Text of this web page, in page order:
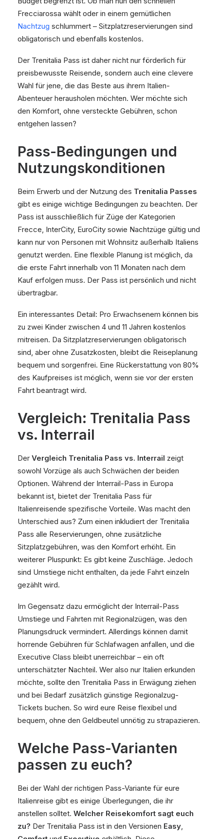
Frecciarossa wählt oder in einem gemütlichen
Nachtzug schlummert – Sitzplatzreservierungen sind
obligatorisch und ebenfalls kostenlos.
Der Trenitalia Pass ist daher nicht nur förderlich für
preisbewusste Reisende, sondern auch eine clevere
Wahl für jene, die das Beste aus ihrem Italien-
Abenteuer herausholen möchten. Wer möchte sich
den Komfort, ohne versteckte Gebühren, schon
entgehen lassen?
Pass-Bedingungen und
Nutzungskonditionen
Beim Erwerb und der Nutzung des Trenitalia Passes
gibt es einige wichtige Bedingungen zu beachten. Der
Pass ist ausschließlich für Züge der Kategorien
Frecce, InterCity, EuroCity sowie Nachtzüge gültig und
kann nur von Personen mit Wohnsitz außerhalb Italiens
genutzt werden. Eine flexible Planung ist möglich, da
die erste Fahrt innerhalb von 11 Monaten nach dem
Kauf erfolgen muss. Der Pass ist persönlich und nicht
übertragbar.
Ein interessantes Detail: Pro Erwachsenem können bis
zu zwei Kinder zwischen 4 und 11 Jahren kostenlos
mitreisen. Da Sitzplatzreservierungen obligatorisch
sind, aber ohne Zusatzkosten, bleibt die Reiseplanung
bequem und sorgenfrei. Eine Rückerstattung von 80%
des Kaufpreises ist möglich, wenn sie vor der ersten
Fahrt beantragt wird.
Vergleich: Trenitalia Pass
vs. Interrail
Der Vergleich Trenitalia Pass vs. Interrail zeigt
sowohl Vorzüge als auch Schwächen der beiden
Optionen. Während der Interrail-Pass in Europa
bekannt ist, bietet der Trenitalia Pass für
Italienreisende spezifische Vorteile. Was macht den
Unterschied aus? Zum einen inkludiert der Trenitalia
Pass alle Reservierungen, ohne zusätzliche
Sitzplatzgebühren, was den Komfort erhöht. Ein
weiterer Pluspunkt: Es gibt keine Zuschläge. Jedoch
sind Umstiege nicht enthalten, da jede Fahrt einzeln
gezählt wird.
Im Gegensatz dazu ermöglicht der Interrail-Pass
Umstiege und Fahrten mit Regionalzügen, was den
Planungsdruck vermindert. Allerdings können damit
horrende Gebühren für Schlafwagen anfallen, und die
Executive Class bleibt unerreichbar – ein oft
unterschätzter Nachteil. Wer also nur Italien erkunden
möchte, sollte den Trenitalia Pass in Erwägung ziehen
und bei Bedarf zusätzlich günstige Regionalzug-
Tickets buchen. So wird eure Reise flexibel und
bequem, ohne den Geldbeutel unnötig zu strapazieren.
Welche Pass-Varianten
passen zu euch?
Bei der Wahl der richtigen Pass-Variante für eure
Italienreise gibt es einige Überlegungen, die ihr
anstellen solltet. Welcher Reisekomfort sagt euch
zu? Der Trenitalia Pass ist in den Versionen Easy,